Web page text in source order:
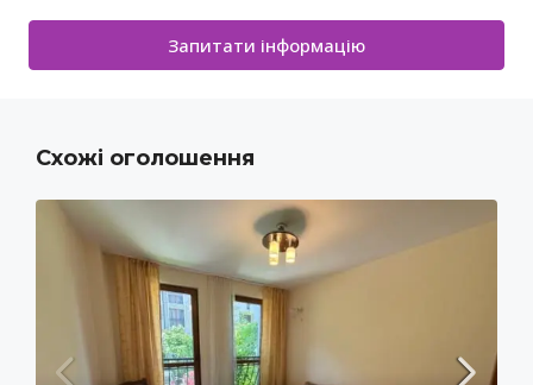
Запитати інформацію
Схожі оголошення